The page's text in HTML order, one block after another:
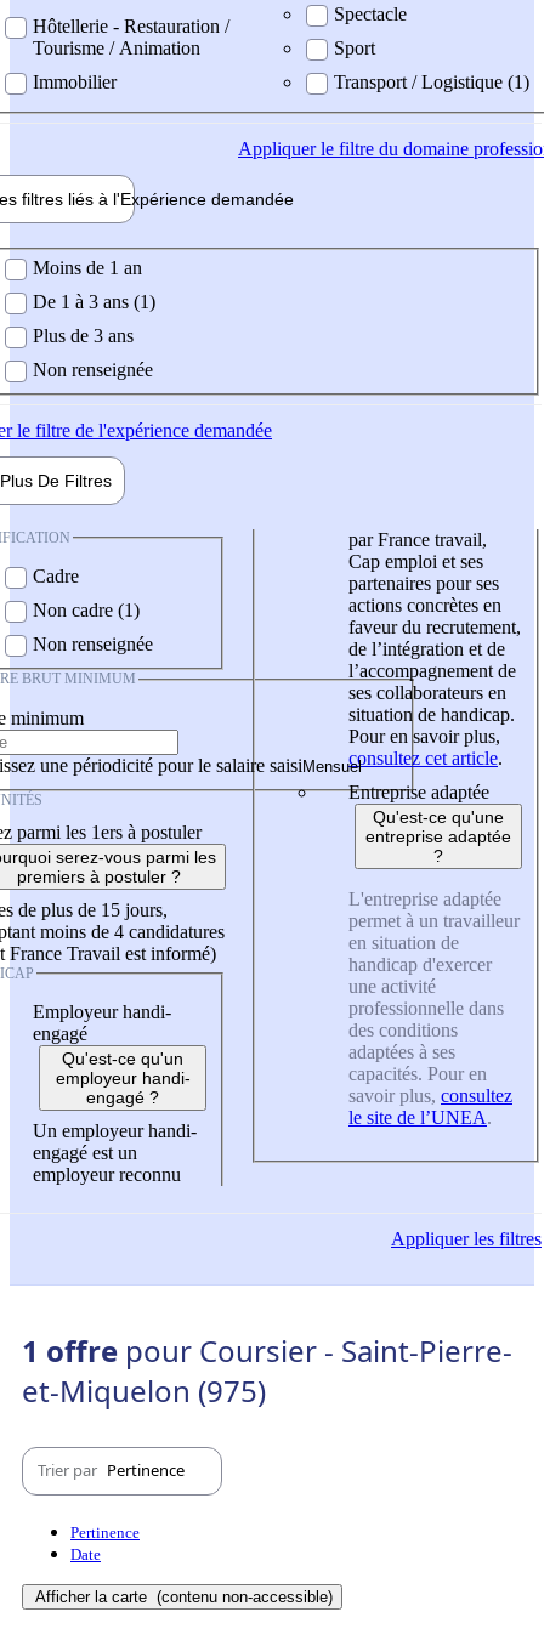
Hôtellerie - Restauration /
Tourisme / Animation
Immobilier
Spectacle
Sport
Transport / Logistique (1)
Appliquerle filtre du domaine
filtres liés à l'Expérience demandée
demandée
Moins de 1 an
De 1 à 3 ans (1)
Plus de 3 ans
Non renseignée
le filtre de l'expérience demandée
Plus De Filtres
Cadre
Non cadre (1)
Non renseignée
BRUT MINIMUM
minimum
une périodicité pour le salaire saisi
parmi les 1ers à postuler
serez-vous parmi les
premiers à postuler ?
de plus de 15 jours,
moins de 4 candidatures
France Travail est informé)
Employeur handi-
engagé
Qu'est-ce qu'un
employeur handi-
engagé ?
Un employeur handi-
engagé est un
employeur reconnu
par France travail,
Cap emploi et ses
partenaires pour ses
actions concrètes en
faveur du recrutement,
de l’intégration et de
l’accompagnement de
ses collaborateurs en
situation de handicap.
Pour en savoir plus,
consultez cet article.
Entreprise adaptée
Qu'est-ce qu'une
entreprise adaptée
?
L'entreprise adaptée
permet à un travailleur
en situation de
handicap d'exercer
une activité
professionnelle dans
des conditions
adaptées à ses
capacités. Pour en
savoir plus, consultez
le site de l’UNEA.
Appliquerles filtres
1 offre pour Coursier - Saint-Pierre-
et-Miquelon (975)
Trier par Pertinence
Pertinence
Date
Afficher la carte (contenu non-accessible)